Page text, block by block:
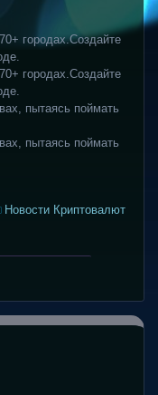
городах.Создайте
городах.Создайте
пытаясь поймать
пытаясь поймать
Categories:
Новости Криптовалют
Download
APP